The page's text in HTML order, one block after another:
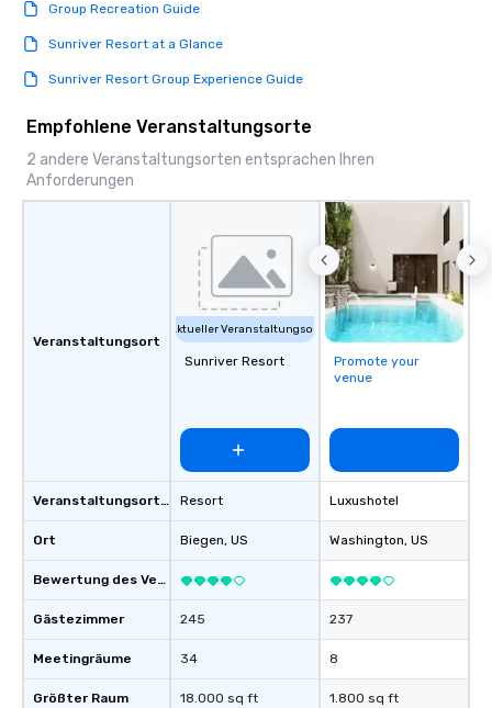
Group Recreation Guide
Sunriver Resort at a Glance
Sunriver Resort Group Experience Guide
Empfohlene Veranstaltungsorte
2 andere Veranstaltungsorten entsprachen Ihren
Anforderungen
Veranstaltungsort
Veranstaltungsortstyp
Ort
Bewertung des Veranstaltungsortes
Gästezimmer
Meetingräume
Größter Raum
Aktueller Veranstaltungsort
Sunriver Resort
Resort
Biegen, US
245
34
18.000 sq ft
Promote your
venue
Luxushotel
Washington, US
237
8
1.800 sq ft